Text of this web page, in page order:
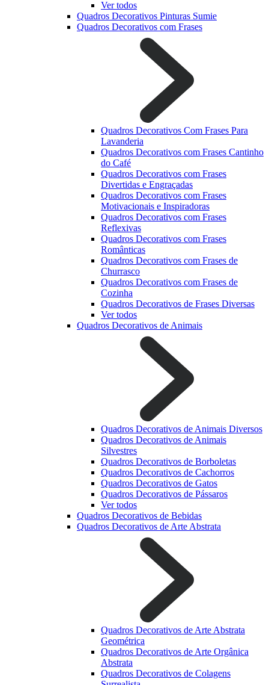
Ver todos
Quadros Decorativos Pinturas Sumie
Quadros Decorativos com Frases
Quadros Decorativos Com Frases Para
Lavanderia
Quadros Decorativos com Frases Cantinho
do Café
Quadros Decorativos com Frases
Divertidas e Engraçadas
Quadros Decorativos com Frases
Motivacionais e Inspiradoras
Quadros Decorativos com Frases
Reflexivas
Quadros Decorativos com Frases
Românticas
Quadros Decorativos com Frases de
Churrasco
Quadros Decorativos com Frases de
Cozinha
Quadros Decorativos de Frases Diversas
Ver todos
Quadros Decorativos de Animais
Quadros Decorativos de Animais Diversos
Quadros Decorativos de Animais
Silvestres
Quadros Decorativos de Borboletas
Quadros Decorativos de Cachorros
Quadros Decorativos de Gatos
Quadros Decorativos de Pássaros
Ver todos
Quadros Decorativos de Bebidas
Quadros Decorativos de Arte Abstrata
Quadros Decorativos de Arte Abstrata
Geométrica
Quadros Decorativos de Arte Orgânica
Abstrata
Quadros Decorativos de Colagens